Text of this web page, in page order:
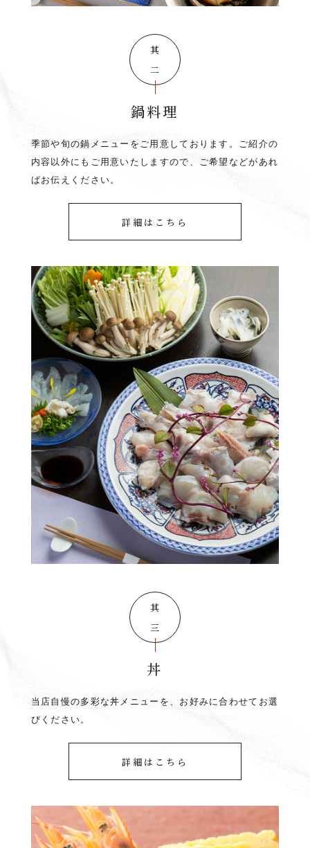
其の二
鍋料理
季節や旬の鍋メニューをご用意しております。ご紹介の
内容以外にもご用意いたしますので、ご希望などがあれ
ばお伝えください。
詳細はこちら
其の三
丼
当店自慢の多彩な丼メニューを、お好みに合わせてお選
びください。
詳細はこちら